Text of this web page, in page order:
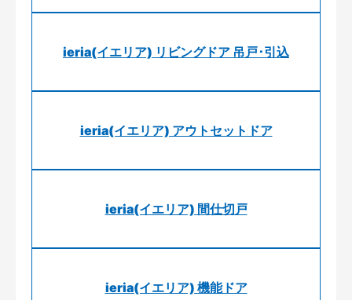
ieria(イエリア) リビングドア 吊戸･引込
ieria(イエリア) アウトセットドア
ieria(イエリア) 間仕切戸
ieria(イエリア) 機能ドア